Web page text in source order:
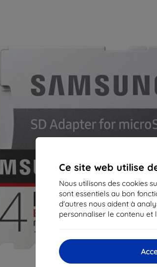
Ce site web utilise
Nous utilisons des cookies
sont essentiels au bon
d'autres nous aident à
personnaliser le contenu et